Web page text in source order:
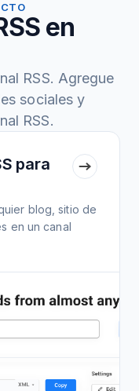
en
RSS. Agregue
sociales y
RSS.
para
blog, sitio de
en un canal